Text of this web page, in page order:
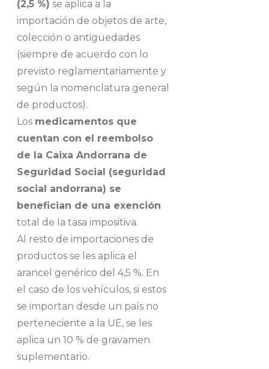
(2,5 %) se aplica a la
importación de objetos de arte,
colección o antigüedades
(siempre de acuerdo con lo
previsto reglamentariamente y
según la nomenclatura general
de productos).
Los medicamentos que
cuentan con el reembolso
de la Caixa Andorrana de
Seguridad Social (seguridad
social andorrana) se
benefician de una exención
total de la tasa impositiva.
Al resto de importaciones de
productos se les aplica el
arancel genérico del 4,5 %. En
el caso de los vehículos, si estos
se importan desde un país no
perteneciente a la UE, se les
aplica un 10 % de gravamen
suplementario.